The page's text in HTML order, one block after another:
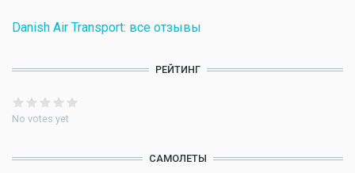
Danish Air Transport: все отзывы
РЕЙТИНГ
No votes yet
САМОЛЕТЫ